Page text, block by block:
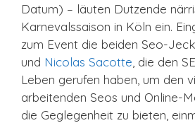
Datum) – läuten Dutzende
Karnevalssaison in Köln ein.
zum Event die beiden Seo-
und Nicolas Sacotte , die den
Leben gerufen haben, um den
arbeitenden Seos und Online-
die Geglegenheit zu bieten,